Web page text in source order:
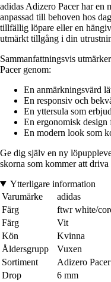
adidas Adizero Pacer har en
anpassad till behoven hos
tillfällig löpare eller en
utmärkt tillgång i din
Sammanfattningsvis
Pacer genom:
En anmärkningsvärd
En responsiv och
En yttersula som
En ergonomisk design
En modern look som
Ge dig själv en ny
skorna som kommer att
Ytterligare information
Varumärke
adidas
Färg
ftwr white/
Färg
Vit
Kön
Kvinna
Åldersgrupp
Vuxen
Sortiment
Adizero Pacer
Drop
6 mm